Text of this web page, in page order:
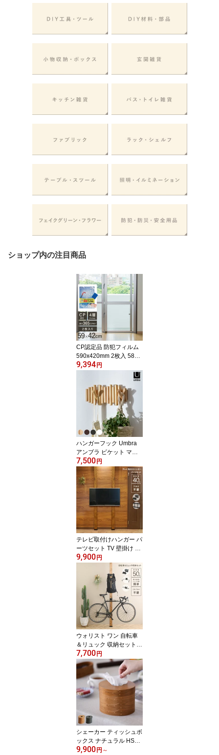
ショップ内の注目商品
CP認定品 防犯フィルム
590x420mm 2枚入 5890
4 CPマーク 防犯フィル
ム ガラス破り防止 防犯
グッズ 防犯用品 防犯グ
ッズ 窓ガラス 割れ 飛散
防止 災害 留守 安全 安心
空き巣 対策 グッズ ハイ
ロジック
9,394 円
ハンガーフック Umbra
アンブラ ピケット マル
チフック 5連 【ラッピン
グ対応】 壁掛けハンガー
ウォールハンガー 壁掛け
フック コートハンガー
薄型 ウォールフック シ
ンプル 木製 ナチュラル
玄関 リビング 寝室 おし
ゃれ 北欧
7,500 円
テレビ取付けハンガー パ
ーツセット TV 壁掛け 金
具 賃貸 壁面ディスプレ
イ 壁面収納 突っ張り ア
イアン金具 穴あけ不要
日本製
9,900 円
ウォリスト ワン 自転車
＆リュック 収納セット di
y 棚 壁 取り付け 壁面デ
ィスプレイ ウォールラッ
ク ラック 収納 自転車ラ
ック 高さ調整 壁面収納
突っ張り マルチ収納 ア
イアン金具 日本製
7,700 円
シェーカー ティッシュボ
ックス ナチュラル HS33
14 【ラッピング対応】
9,900 円 ～